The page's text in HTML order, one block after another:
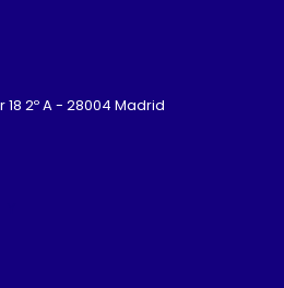
2º A - 28004 Madrid